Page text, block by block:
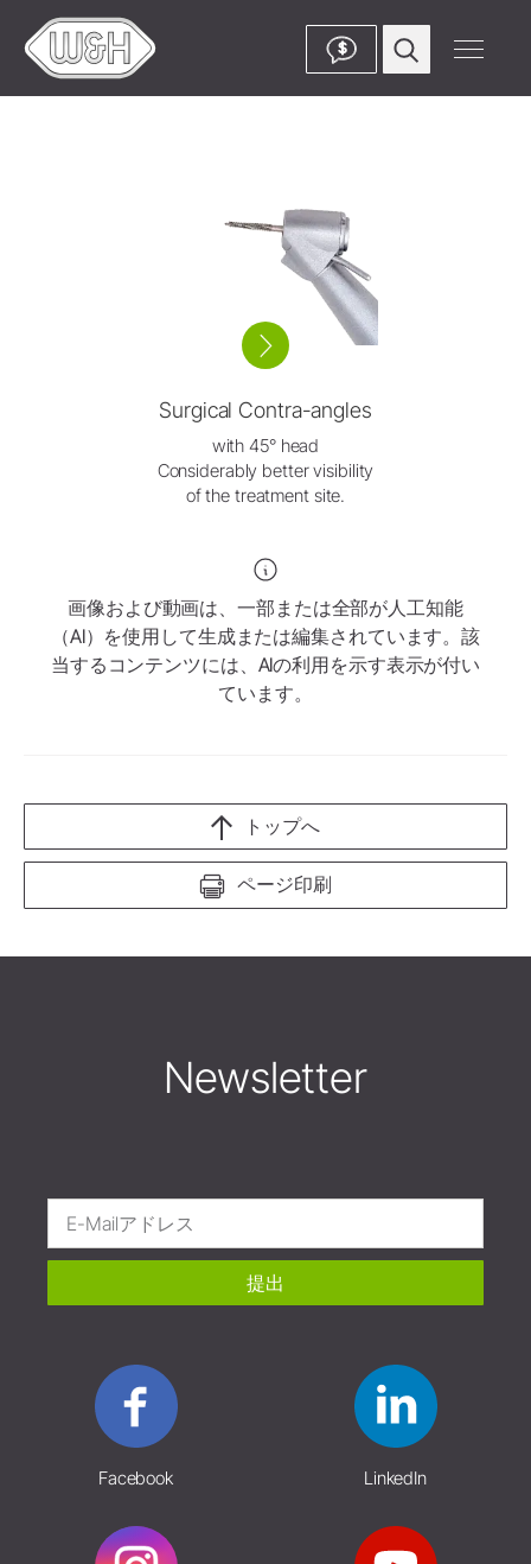
$
Surgical Contra-angles
with 45° head
Considerably better visibility
of the treatment site.
画像および動画は、一部または全部が人工知能
（AI）を使用して生成または編集されています。該
当するコンテンツには、AIの利用を示す表示が付い
ています。
ページ印刷
トップへ
Newsletter
提出
Facebook LinkedIn